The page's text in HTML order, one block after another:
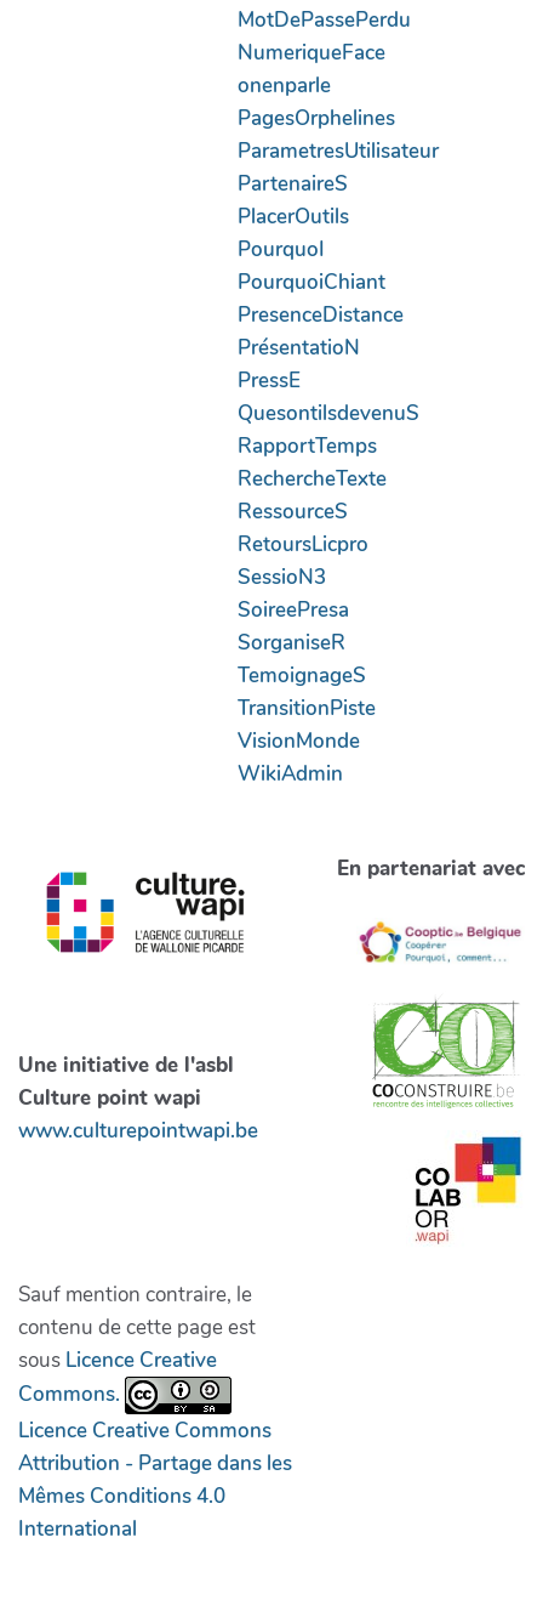
MotDePassePerdu
NumeriqueFace
onenparle
PagesOrphelines
ParametresUtilisateur
PartenaireS
PlacerOutils
PourquoI
PourquoiChiant
PresenceDistance
PrésentatioN
PressE
QuesontilsdevenuS
RapportTemps
RechercheTexte
RessourceS
RetoursLicpro
SessioN3
SoireePresa
SorganiseR
TemoignageS
TransitionPiste
VisionMonde
WikiAdmin
Une initiative de l'asbl
Culture point wapi
www.culturepointwapi.be
Sauf mention contraire, le
contenu de cette page est
sous Licence Creative
Commons.
Licence Creative Commons
Attribution - Partage dans les
Mêmes Conditions 4.0
International
En partenariat avec